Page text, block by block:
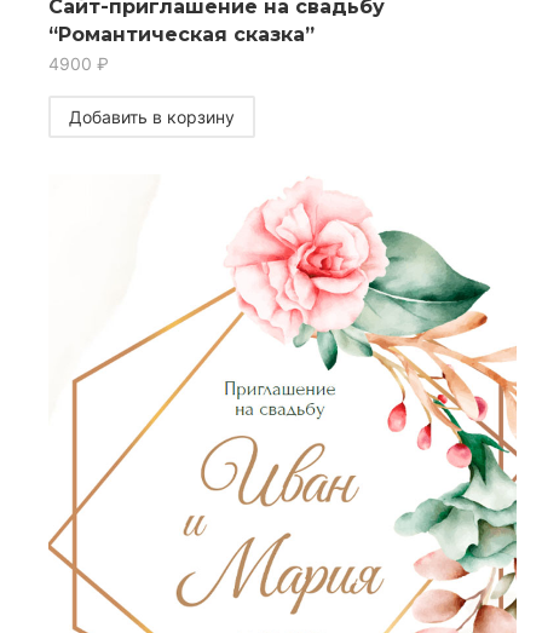
Сайт-приглашение на свадьбу
“Романтическая сказка”
4900 ₽
Добавить в корзину